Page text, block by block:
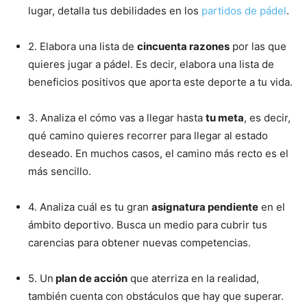
lugar, detalla tus debilidades en los partidos de pádel.
2. Elabora una lista de cincuenta razones por las que
quieres jugar a pádel. Es decir, elabora una lista de
beneficios positivos que aporta este deporte a tu vida.
3. Analiza el cómo vas a llegar hasta tu meta, es decir,
qué camino quieres recorrer para llegar al estado
deseado. En muchos casos, el camino más recto es el
más sencillo.
4. Analiza cuál es tu gran asignatura pendiente en el
ámbito deportivo. Busca un medio para cubrir tus
carencias para obtener nuevas competencias.
5. Un plan de acción que aterriza en la realidad,
también cuenta con obstáculos que hay que superar.